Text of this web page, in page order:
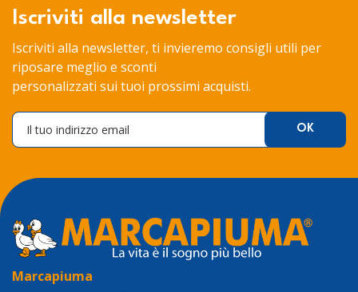
Iscriviti alla newsletter
Iscriviti alla newsletter, ti invieremo consigli utili per
riposare meglio e sconti
personalizzati sui tuoi prossimi acquisti.
Marcapiuma